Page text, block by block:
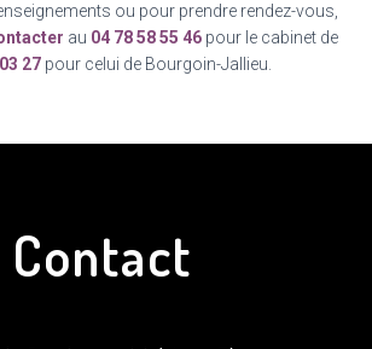
ou pour prendre rendez-vous,
au 04 78 58 55 46 pour le cabinet de
27 pour celui de Bourgoin-Jallieu.
Contact